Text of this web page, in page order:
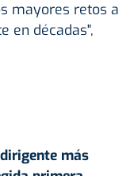
mayores retos a
en décadas",
más